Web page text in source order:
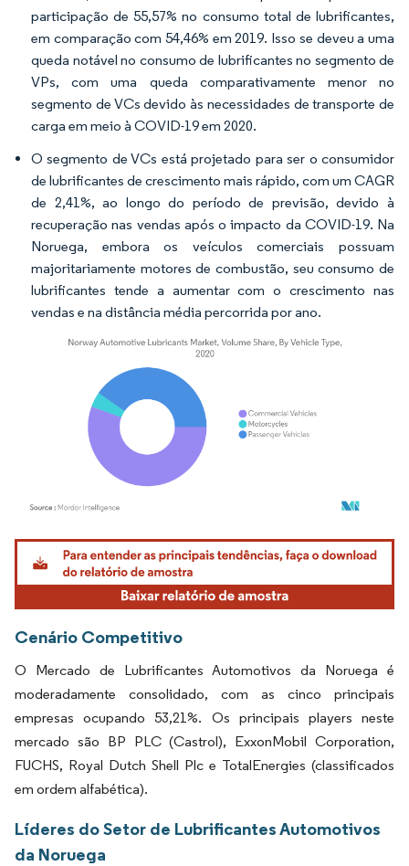
participação de 55,57% no consumo total de lubrificantes,
em comparação com 54,46% em 2019. Isso se deveu a uma
queda notável no consumo de lubrificantes no segmento de
VPs, com uma queda comparativamente menor no
segmento de VCs devido às necessidades de transporte de
carga em meio à COVID-19 em 2020.
O segmento de VCs está projetado para ser o consumidor
de lubrificantes de crescimento mais rápido, com um CAGR
de 2,41%, ao longo do período de previsão, devido à
recuperação nas vendas após o impacto da COVID-19. Na
Noruega, embora os veículos comerciais possuam
majoritariamente motores de combustão, seu consumo de
lubrificantes tende a aumentar com o crescimento nas
vendas e na distância média percorrida por ano.
Imagem © Mordor Intelligence. O reuso requer atribuição conforme CC BY 4.0.
Cenário Competitivo
O Mercado de Lubrificantes Automotivos da Noruega é
moderadamente consolidado, com as cinco principais
empresas ocupando 53,21%. Os principais players neste
mercado são BP PLC (Castrol), ExxonMobil Corporation,
FUCHS, Royal Dutch Shell Plc e TotalEnergies (classificados
em ordem alfabética).
Líderes do Setor de Lubrificantes Automotivos
da Noruega